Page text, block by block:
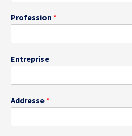
Profession *
Entreprise
Addresse *